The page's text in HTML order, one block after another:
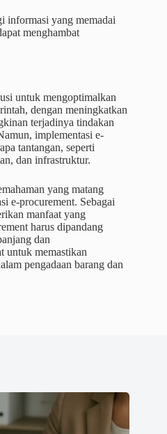
informasi yang memadai
menghambat
untuk mengoptimalkan
dengan meningkatkan
terjadinya tindakan
implementasi e-
tantangan, seperti
dan infrastruktur.
yang matang
e-procurement. Sebagai
manfaat yang
harus dipandang
dan
untuk memastikan
pengadaan barang dan